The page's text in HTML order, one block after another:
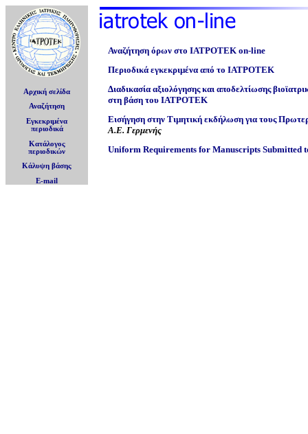
Αρχική σελίδα
Αναζήτηση
Εγκεκριμένα
περιοδικά
Κατάλογος
περιοδικών
Κάλυψη βάσης
E-mail
Αναζήτηση όρων στο ΙΑΤΡΟΤΕΚ on-line
Περιοδικά εγκεκριμένα από το ΙΑΤΡΟΤΕΚ
Διαδικασία αξιολόγησης και αποδελτίωσης
στη βάση του ΙΑΤΡΟΤΕΚ
Εισήγηση στην Τιμητική εκδήλωση για τους
Α.Ε. Γερμενής
Uniform Requirements for Manuscripts Submitted